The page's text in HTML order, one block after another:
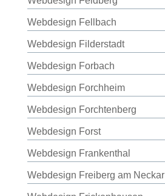
Webdesign Fellbach
Webdesign Filderstadt
Webdesign Forbach
Webdesign Forchheim
Webdesign Forchtenberg
Webdesign Forst
Webdesign Frankenthal
Webdesign Freiberg am Neckar